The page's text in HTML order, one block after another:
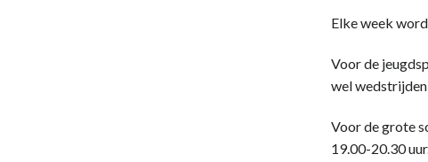
Elke week
Voor de
wel wedstrijden
Voor de grote
19.00-20.30 uur.